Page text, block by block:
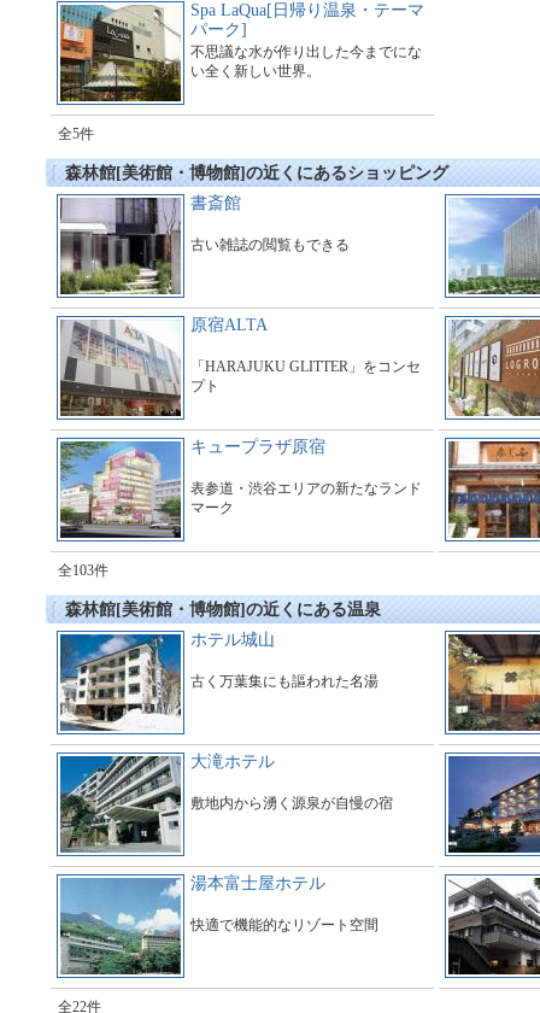
Spa LaQua[日帰り温泉・テーマ
パーク]
不思議な水が作り出した今までにな
い全く新しい世界。
全5件
森林館[美術館・博物館]の近くにあるショッピング
書斎館
古い雑誌の閲覧もできる
原宿ALTA
「HARAJUKU GLITTER」をコンセ
プト
キュープラザ原宿
表参道・渋谷エリアの新たなランド
マーク
全103件
森林館[美術館・博物館]の近くにある温泉
ホテル城山
古く万葉集にも謳われた名湯
大滝ホテル
敷地内から湧く源泉が自慢の宿
湯本富士屋ホテル
快適で機能的なリゾート空間
全22件